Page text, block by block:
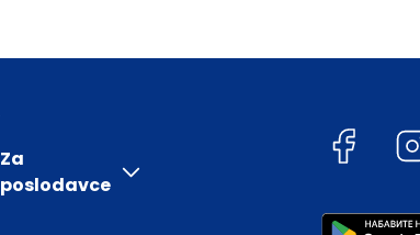
Za
poslodavce